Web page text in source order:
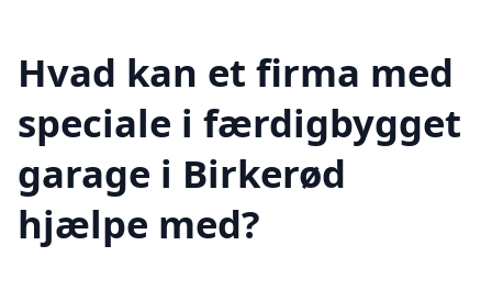
Hvad kan et firma med
speciale i færdigbygget
garage i Birkerød
hjælpe med?